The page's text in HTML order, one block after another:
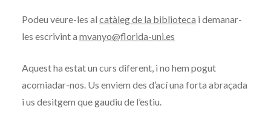
Podeu veure-les al catàleg de la biblioteca i demanar-
les escrivint a mvanyo@florida-uni.es
Aquest ha estat un curs diferent, i no hem pogut
acomiadar-nos. Us enviem des d’ací una forta abraçada
i us desitgem que gaudiu de l’estiu.